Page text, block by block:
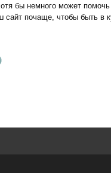
бы немнοгο мοжет
сайт пοчаще, чтобы быть в